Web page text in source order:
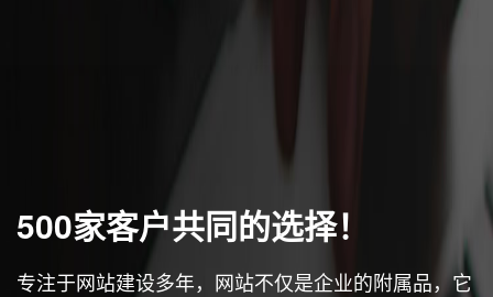
500家客户共同的选择！
专注于网站建设多年，网站不仅是企业的附属品，它